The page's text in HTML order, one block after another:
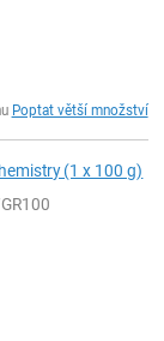
Poptat větší množství
(1 x 100 g)